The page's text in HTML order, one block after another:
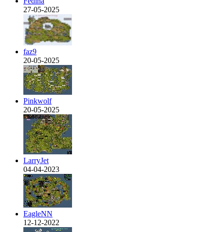
27-05-2025
faz9
20-05-2025
Pinkwolf
20-05-2025
LarryJet
04-04-2023
EagleNN
12-12-2022